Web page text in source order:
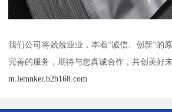
我们公司将兢兢业业，本着“诚信、创新”的
完善的服务，期待与您真诚合作，共创美好未
m.lemnker.b2b168.com